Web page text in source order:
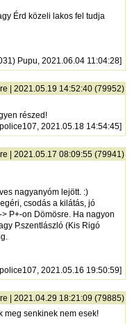
Érd közeli lakos fel tudja
Pupu, 2021.06.04 11:04:28]
| 2021.05.19 14:52:40 (79952)
részed!
2021.05.18 14:54:45]
| 2021.05.17 08:09:55 (79941)
nagyanyóm lejött. :)
csodás a kilátás, jó
P+-on Dömösre. Ha nagyon
P.szentlászló (Kis Rigó
2021.05.16 19:50:59]
| 2021.04.29 18:21:09 (79885)
meg senkinek nem esek!